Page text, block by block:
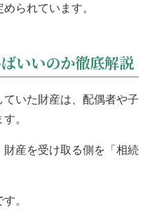
られています。
いいのか徹底解説
いた財産は、配偶者や子
。
産を受け取る側を「相続
。